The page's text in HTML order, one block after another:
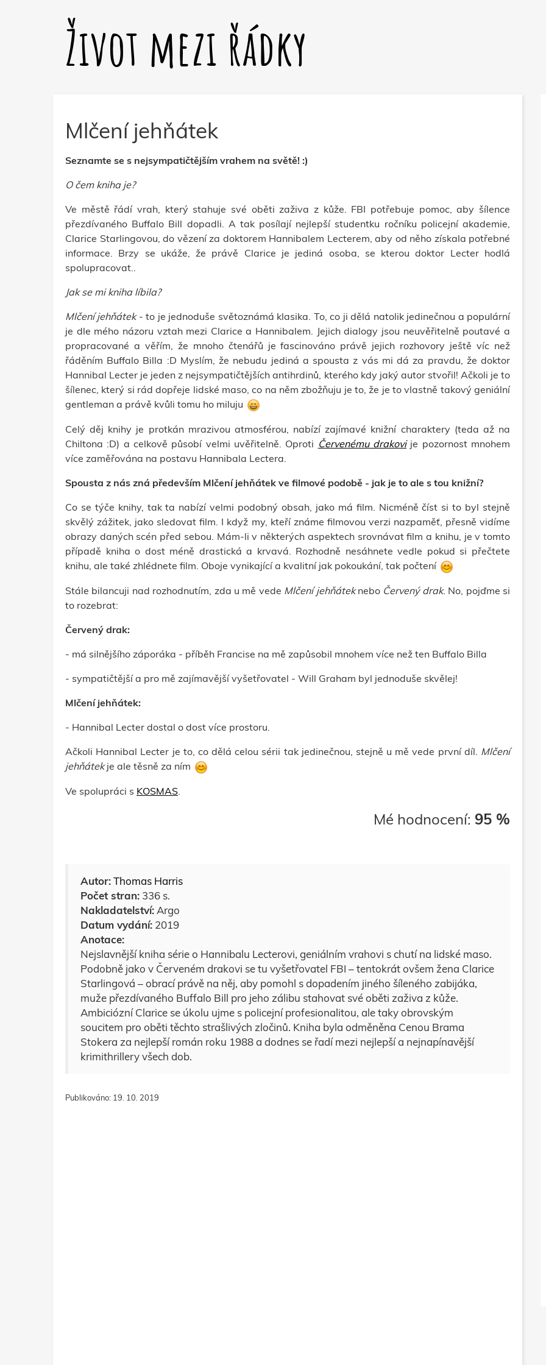
Život mezi řádky
Mlčení jehňátek
Seznamte se s nejsympatičtějším vrahem na světě! :)
O čem kniha je?
Ve městě řádí vrah, který stahuje své oběti zaživa z kůže. FBI potřebuje pomoc, aby šílence
přezdívaného Buffalo Bill dopadli. A tak posílají nejlepší studentku ročníku policejní akademie,
Clarice Starlingovou, do vězení za doktorem Hannibalem Lecterem, aby od něho získala potřebné
informace. Brzy se ukáže, že právě Clarice je jediná osoba, se kterou doktor Lecter hodlá
spolupracovat..
Jak se mi kniha líbila?
Mlčení jehňátek- to je jednoduše světoznámá klasika. To, co ji dělá natolik jedinečnou a populární
je dle mého názoru vztah mezi Clarice a Hannibalem. Jejich dialogy jsou neuvěřitelně poutavé a
propracované a věřím, že mnoho čtenářů je fascinováno právě jejich rozhovory ještě víc než
řáděním Buffalo Billa :D Myslím, že nebudu jediná a spousta z vás mi dá za pravdu, že doktor
Hannibal Lecter je jeden z nejsympatičtějších antihrdinů, kterého kdy jaký autor stvořil! Ačkoli je to
šílenec, který si rád dopřeje lidské maso, co na něm zbožňuju je to, že je to vlastně takový geniální
gentleman a právě kvůli tomu ho miluju
Celý děj knihy je protkán mrazivou atmosférou, nabízí zajímavé knižní charaktery (teda až na
Chiltona :D) a celkově působí velmi uvěřitelně. Oproti Červenému drakovije pozornost mnohem
více zaměřována na postavu Hannibala Lectera.
Spousta z nás zná především Mlčení jehňátek ve filmové podobě - jak je to ale s tou knižní?
Co se týče knihy, tak ta nabízí velmi podobný obsah, jako má film. Nicméně číst si to byl stejně
skvělý zážitek, jako sledovat film. I když my, kteří známe filmovou verzi nazpaměť, přesně vidíme
obrazy daných scén před sebou. Mám-li v některých aspektech srovnávat film a knihu, je v tomto
případě kniha o dost méně drastická a krvavá. Rozhodně nesáhnete vedle pokud si přečtete
knihu, ale také zhlédnete film. Oboje vynikající a kvalitní jak pokoukání, tak počtení
Stále bilancuji nad rozhodnutím, zda u mě vede Mlčení jehňáteknebo Červený drak. No, pojďme si
to rozebrat:
Červený drak:
- má silnějšího záporáka - příběh Francise na mě zapůsobil mnohem více než ten Buffalo Billa
- sympatičtější a pro mě zajímavější vyšetřovatel - Will Graham byl jednoduše skvělej!
Mlčení jehňátek:
- Hannibal Lecter dostal o dost více prostoru.
Ačkoli Hannibal Lecter je to, co dělá celou sérii tak jedinečnou, stejně u mě vede první díl. Mlčení
jehňátekje ale těsně za ním
Ve spolupráci s KOSMAS.
Mé hodnocení: 95 %
Autor:Thomas Harris
Počet stran: 336 s.
Nakladatelství:Argo
Datum vydání: 2019
Anotace:
Nejslavnější kniha série o Hannibalu Lecterovi, geniálním vrahovi s chutí na lidské maso.
Podobně jako v Červeném drakovi se tu vyšetřovatel FBI – tentokrát ovšem žena Clarice
Starlingová – obrací právě na něj, aby pomohl s dopadením jiného šíleného zabijáka,
muže přezdívaného Buffalo Bill pro jeho zálibu stahovat své oběti zaživa z kůže.
Ambiciózní Clarice se úkolu ujme s policejní profesionalitou, ale taky obrovským
soucitem pro oběti těchto strašlivých zločinů. Kniha byla odměněna Cenou Brama
Stokera za nejlepší román roku 1988 a dodnes se řadí mezi nejlepší a nejnapínavější
krimithrillery všech dob.
Publikováno: 19. 10. 2019